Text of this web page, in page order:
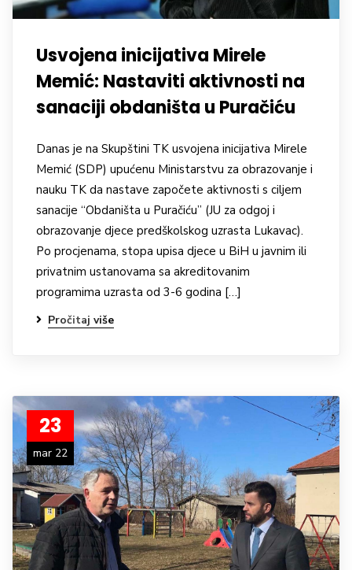
Usvojena inicijativa Mirele
Memić: Nastaviti aktivnosti na
sanaciji obdaništa u Puračiću
Danas je na Skupštini TK usvojena inicijativa Mirele
Memić (SDP) upućenu Ministarstvu za obrazovanje i
nauku TK da nastave započete aktivnosti s ciljem
sanacije “Obdaništa u Puračiću” (JU za odgoj i
obrazovanje djece predškolskog uzrasta Lukavac).
Po procjenama, stopa upisa djece u BiH u javnim ili
privatnim ustanovama sa akreditovanim
programima uzrasta od 3-6 godina […]
Pročitaj više
23
mar 22